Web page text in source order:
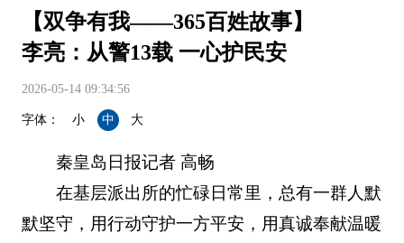
【双争有我——365百姓故事】
李亮：从警13载 一心护民安
2026-05-14 09:34:56
字体： 小 中 大
秦皇岛日报记者 高畅
在基层派出所的忙碌日常里，总有一群人默
默坚守，用行动守护一方平安，用真诚奉献温暖